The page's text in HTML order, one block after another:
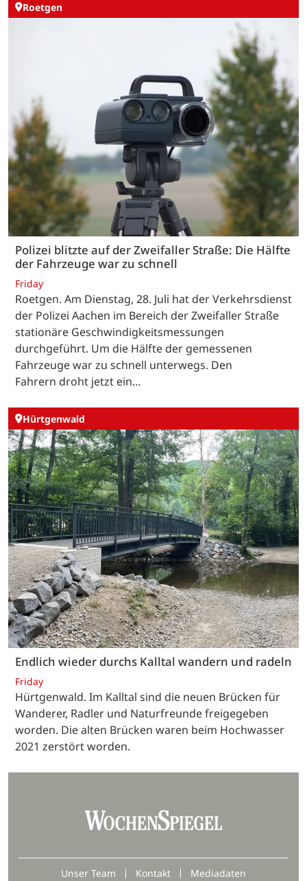
Roetgen
Polizei blitzte auf der Zweifaller Straße: Die Hälfte
der Fahrzeuge war zu schnell
Friday
Roetgen. Am Dienstag, 28. Juli hat der Verkehrsdienst
der Polizei Aachen im Bereich der Zweifaller Straße
stationäre Geschwindigkeitsmessungen
durchgeführt. Um die Hälfte der gemessenen
Fahrzeuge war zu schnell unterwegs. Den
Fahrern droht jetzt ein…
Hürtgenwald
Endlich wieder durchs Kalltal wandern und radeln
Friday
Hürtgenwald. Im Kalltal sind die neuen Brücken für
Wanderer, Radler und Naturfreunde freigegeben
worden. Die alten Brücken waren beim Hochwasser
2021 zerstört worden.
Unser Team Kontakt Mediadaten